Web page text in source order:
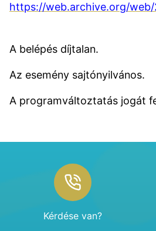
https://web.archive.org/
A belépés díjtalan.
Az esemény sajtónyilvános.
A programváltoztatás jogát
Kérdése van?